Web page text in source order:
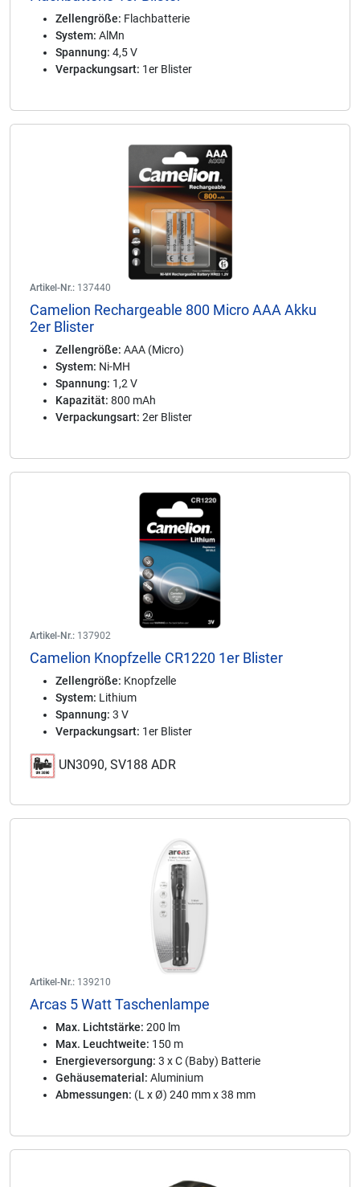
Zellengröße: Flachbatterie
System: AlMn
Spannung: 4,5 V
Verpackungsart: 1er Blister
Artikel-Nr.: 137440
Camelion Rechargeable 800 Micro AAA Akku
2er Blister
Zellengröße: AAA (Micro)
System: Ni-MH
Spannung: 1,2 V
Kapazität: 800 mAh
Verpackungsart: 2er Blister
Artikel-Nr.: 137902
Camelion Knopfzelle CR1220 1er Blister
Zellengröße: Knopfzelle
System: Lithium
Spannung: 3 V
Verpackungsart: 1er Blister
UN3090, SV188 ADR
Artikel-Nr.: 139210
Arcas 5 Watt Taschenlampe
Max. Lichtstärke: 200 lm
Max. Leuchtweite: 150 m
Energieversorgung: 3 x C (Baby) Batterie
Gehäusematerial: Aluminium
Abmessungen: (L x Ø) 240 mm x 38 mm